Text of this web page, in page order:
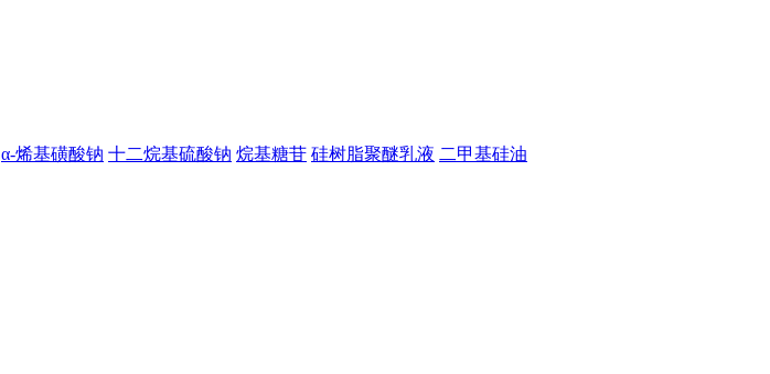
α-烯基磺酸钠 十二烷基硫酸钠 烷基糖苷 硅树脂聚醚乳液 二甲基硅油